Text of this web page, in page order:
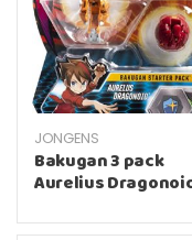
JONGENS
Bakugan 3 pack
Aurelius